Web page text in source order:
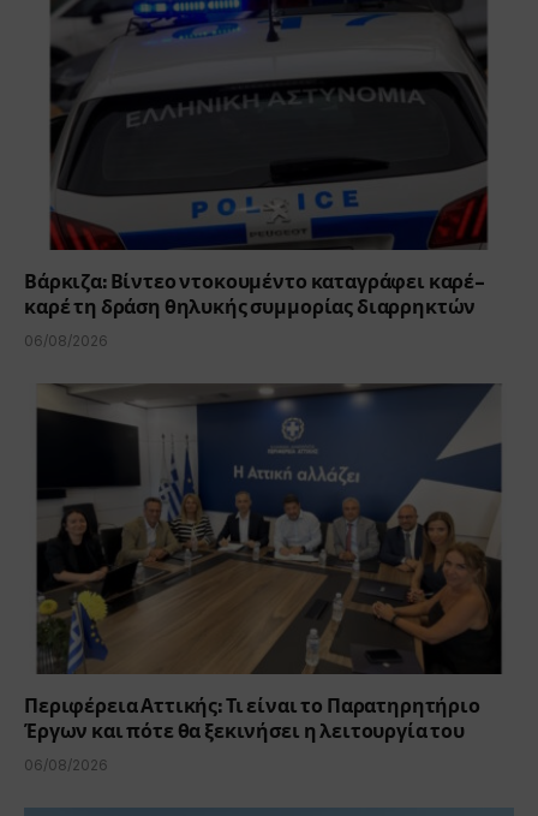
Βάρκιζα: Βίντεο ντοκουμέντο καταγράφει καρέ-
καρέ τη δράση θηλυκής συμμορίας διαρρηκτών
06/08/2026
Περιφέρεια Αττικής: Τι είναι το Παρατηρητήριο
Έργων και πότε θα ξεκινήσει η λειτουργία του
06/08/2026